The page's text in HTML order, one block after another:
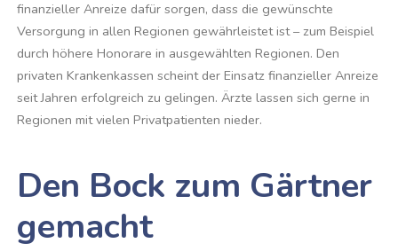
finanzieller Anreize dafür sorgen, dass die gewünschte
Versorgung in allen Regionen gewährleistet ist – zum Beispiel
durch höhere Honorare in ausgewählten Regionen. Den
privaten Krankenkassen scheint der Einsatz finanzieller Anreize
seit Jahren erfolgreich zu gelingen. Ärzte lassen sich gerne in
Regionen mit vielen Privatpatienten nieder.
Den Bock zum Gärtner
gemacht